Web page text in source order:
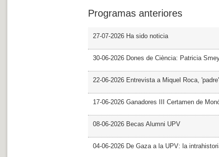
Programas anteriores
27-07-2026 Ha sido noticia
30-06-2026 Dones de Ciència: Patricia
22-06-2026 Entrevista a Miquel Roca,
17-06-2026 Ganadores III Certamen de
08-06-2026 Becas Alumni UPV
04-06-2026 De Gaza a la UPV: la